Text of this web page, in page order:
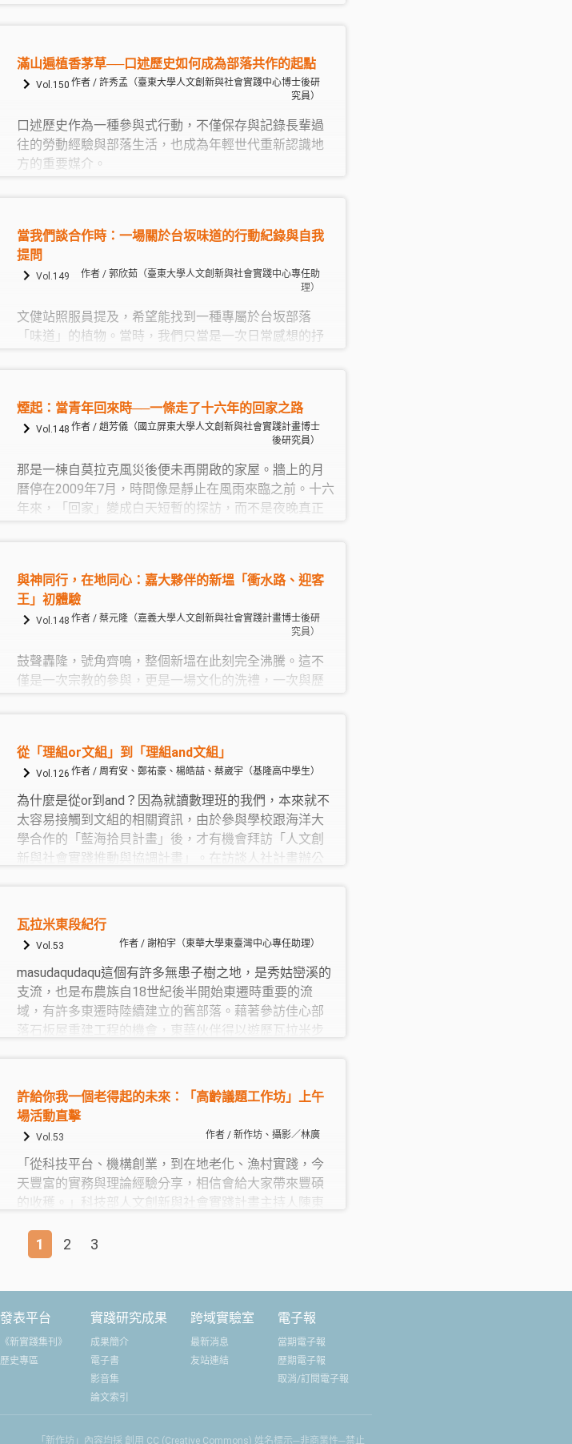
社會關係的再生產之中。唯有如此，災後復原才可能成
為真正的地方韌性。
滿山遍植香茅草──口述歷史如何成為部落共作的起點
Vol.150 作者 / 許秀孟（臺東大學人文創新與社會實踐中心博士後研
究員）
口述歷史作為一種參與式行動，不僅保存與記錄長輩過
往的勞動經驗與部落生活，也成為年輕世代重新認識地
方的重要媒介。
當我們談合作時：一場關於台坂味道的行動紀錄與自我
提問
Vol.149
作者 / 郭欣茹（臺東大學人文創新與社會實踐中心專任助
理）
文健站照服員提及，希望能找到一種專屬於台坂部落
「味道」的植物。當時，我們只當是一次日常感想的抒
屬於台坂並具備社區價值的相關產品與實踐方式。
煙起：當青年回來時──一條走了十六年的回家之路
Vol.148 作者 / 趙芳儀（國立屏東大學人文創新與社會實踐計畫博士
後研究員）
那是一棟自莫拉克風災後便未再開啟的家屋。牆上的月
曆停在2009年7月，時間像是靜止在風雨來臨之前。十六
年來，「回家」變成白天短暫的探訪，而不是夜晚真正
與神同行，在地同心：嘉大夥伴的新塭「衝水路、迎客
王」初體驗
Vol.148 作者 / 蔡元隆（嘉義大學人文創新與社會實踐計畫博士後研
究員）
鼓聲轟隆，號角齊鳴，整個新塭在此刻完全沸騰。這不
僅是一次宗教的參與，更是一場文化的洗禮，一次與歷
從「理組or文組」到「理組and文組」
Vol.126 作者 / 周宥安、鄭祐豪、楊皓喆、蔡崴宇（基隆高中學生）
為什麼是從or到and？因為就讀數理班的我們，本來就不
太容易接觸到文組的相關資訊，由於參與學校跟海洋大
學合作的「藍海拾貝計畫」後，才有機會拜訪「人文創
新與社會實踐推動與協調計畫」。在訪談人社計畫辦公
或多邊的討論和合作才可能得到好的結果
瓦拉米東段紀行
Vol.53 作者 / 謝柏宇（東華大學東臺灣中心專任助理）
masudaqudaqu這個有許多無患子樹之地，是秀姑巒溪的
支流，也是布農族自18世紀後半開始東遷時重要的流
域，有許多東遷時陸續建立的舊部落。藉著參訪佳心部
落石板屋重建工程的機會，東華伙伴得以遊歷瓦拉米步
許給你我一個老得起的未來：「高齡議題工作坊」上午
場活動直擊
Vol.53 作者 / 新作坊、攝影／林廣
「從科技平台、機構創業，到在地老化、漁村實踐，今
天豐富的實務與理論經驗分享，相信會給大家帶來豐碩
的收穫。」科技部人文創新與社會實踐計畫主持人陳東
展方案」高齡議題工作坊】上午場活動時，扼要指出四
組案例分享的重點，也為第一場論壇「社區青銀共創到
1 2 3
發表平台
《新實踐集刊》
歷史專區
實踐研究成果
成果簡介
電子書
影音集
論文索引
跨域實驗室
最新消息
友站連結
電子報
當期電子報
歷期電子報
取消/訂閱電子報
「新作坊」內容均採 創用 CC (Creative Commons) 姓名標示─非商業性─禁止